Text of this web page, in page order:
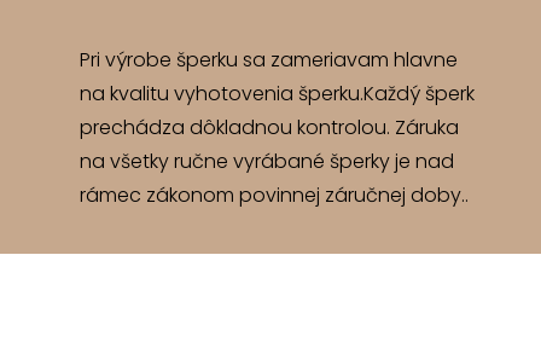
Pri výrobe šperku sa zameriavam hlavne
na kvalitu vyhotovenia šperku.Každý šperk
prechádza dôkladnou kontrolou. Záruka
na všetky ručne vyrábané šperky je nad
rámec zákonom povinnej záručnej doby..